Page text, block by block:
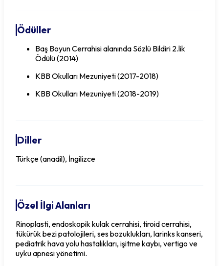
Ödüller
Baş Boyun Cerrahisi alanında Sözlü Bildiri 2.lik
Ödülü (2014)
KBB Okulları Mezuniyeti (2017-2018)
KBB Okulları Mezuniyeti (2018-2019)
Diller
Türkçe (anadil), İngilizce
Özel İlgi Alanları
Rinoplasti, endoskopik kulak cerrahisi, tiroid cerrahisi,
tükürük bezi patolojileri, ses bozuklukları, larinks kanseri,
pediatrik hava yolu hastalıkları, işitme kaybı, vertigo ve
uyku apnesi yönetimi.